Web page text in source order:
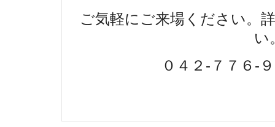
ご気軽にご来場ください。
０４２-７７６